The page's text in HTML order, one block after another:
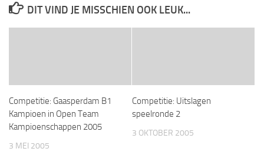
DIT VIND JE MISSCHIEN OOK LEUK...
Competitie: Gaasperdam B1
Kampioen in Open Team
Kampioenschappen 2005
3 MEI 2005
Competitie: Uitslagen
speelronde 2
3 OKTOBER 2005